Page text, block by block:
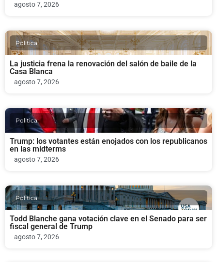
agosto 7, 2026
Politica
La justicia frena la renovación del salón de baile de la
Casa Blanca
agosto 7, 2026
Politica
Trump: los votantes están enojados con los republicanos
en las midterms
agosto 7, 2026
Politica
Todd Blanche gana votación clave en el Senado para ser
fiscal general de Trump
agosto 7, 2026